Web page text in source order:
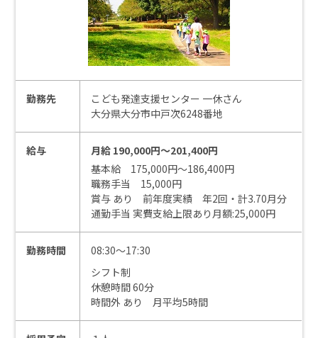
勤務先
こども発達支援センター 一休さん
大分県大分市中戸次6248番地
給与
月給 190,000円～201,400円
基本給 175,000円～186,400円
職務手当 15,000円
賞与 あり 前年度実績 年2回・計3.70月分
通勤手当 実費支給上限あり月額:25,000円
勤務時間
08:30～17:30
シフト制
休憩時間 60分
時間外 あり 月平均5時間